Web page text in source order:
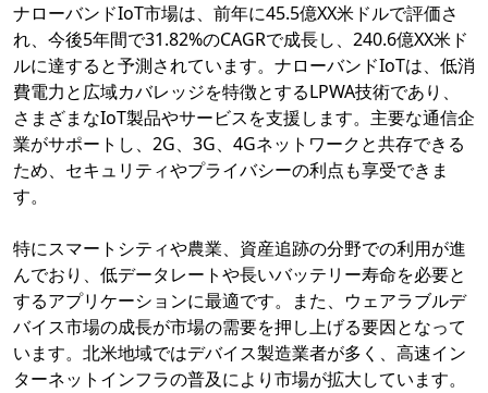
ナローバンドIoT市場は、前年に45.5億XX米ドルで評価さ
れ、今後5年間で31.82%のCAGRで成長し、240.6億XX米ド
ルに達すると予測されています。ナローバンドIoTは、低消
費電力と広域カバレッジを特徴とするLPWA技術であり、
さまざまなIoT製品やサービスを支援します。主要な通信企
業がサポートし、2G、3G、4Gネットワークと共存できる
ため、セキュリティやプライバシーの利点も享受できま
す。
特にスマートシティや農業、資産追跡の分野での利用が進
んでおり、低データレートや長いバッテリー寿命を必要と
するアプリケーションに最適です。また、ウェアラブルデ
バイス市場の成長が市場の需要を押し上げる要因となって
います。北米地域ではデバイス製造業者が多く、高速イン
ターネットインフラの普及により市場が拡大しています。